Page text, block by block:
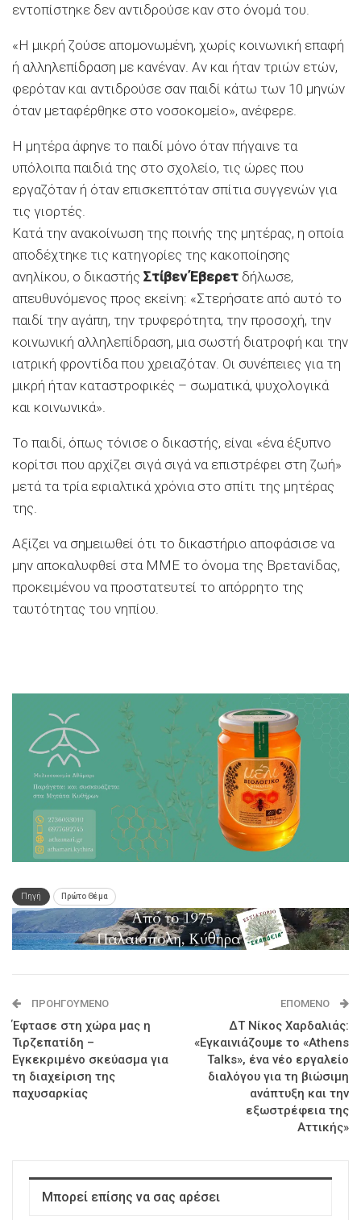
εντοπίστηκε δεν αντιδρούσε καν στο όνομά του.
«Η μικρή ζούσε απομονωμένη, χωρίς κοινωνική επαφή
ή αλληλεπίδραση με κανέναν. Αν και ήταν τριών ετών,
φερόταν και αντιδρούσε σαν παιδί κάτω των 10 μηνών
όταν μεταφέρθηκε στο νοσοκομείο», ανέφερε.
Η μητέρα άφηνε το παιδί μόνο όταν πήγαινε τα
υπόλοιπα παιδιά της στο σχολείο, τις ώρες που
εργαζόταν ή όταν επισκεπτόταν σπίτια συγγενών για
τις γιορτές.
Κατά την ανακοίνωση της ποινής της μητέρας, η οποία
αποδέχτηκε τις κατηγορίες της κακοποίησης
ανηλίκου, ο δικαστής Στίβεν Έβερετ δήλωσε,
απευθυνόμενος προς εκείνη: «Στερήσατε από αυτό το
παιδί την αγάπη, την τρυφερότητα, την προσοχή, την
κοινωνική αλληλεπίδραση, μια σωστή διατροφή και την
ιατρική φροντίδα που χρειαζόταν. Οι συνέπειες για τη
μικρή ήταν καταστροφικές – σωματικά, ψυχολογικά
και κοινωνικά».
Το παιδί, όπως τόνισε ο δικαστής, είναι «ένα έξυπνο
κορίτσι που αρχίζει σιγά σιγά να επιστρέφει στη ζωή»
μετά τα τρία εφιαλτικά χρόνια στο σπίτι της μητέρας
της.
Αξίζει να σημειωθεί ότι το δικαστήριο αποφάσισε να
μην αποκαλυφθεί στα ΜΜΕ το όνομα της Βρετανίδας,
προκειμένου να προστατευτεί το απόρρητο της
ταυτότητας του νηπίου.
Πηγή Πρώτο Θέμα
ΠΡΟΗΓΟΎΜΕΝΟ
Έφτασε στη χώρα μας η
Τιρζεπατίδη –
Εγκεκριμένο σκεύασμα για
τη διαχείριση της
παχυσαρκίας
ΕΠΌΜΕΝΟ
ΔΤ Νίκος Χαρδαλιάς:
«Εγκαινιάζουμε το «Athens
Talks», ένα νέο εργαλείο
διαλόγου για τη βιώσιμη
ανάπτυξη και την
εξωστρέφεια της
Αττικής»
Μπορεί επίσης να σας αρέσει